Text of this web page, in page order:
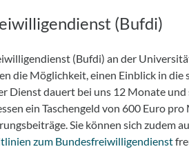
(Bufdi)
(Bufdi) an der
die Möglichkeit, einen Einblick in
Dienst dauert bei uns 12 Monate
ein Taschengeld von 600 Euro
Sie können sich zudem
zum Bundesfreiwilligendienst